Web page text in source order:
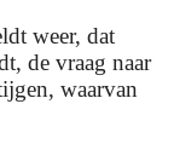
weer, dat
de vraag naar
waarvan